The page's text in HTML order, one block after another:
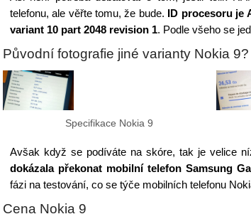
telefonu, ale věřte tomu, že bude. ID procesoru je
variant 10 part 2048 revision 1. Podle všeho se
Původní fotografie jiné varianty Nokia 9?
Specifikace Nokia 9
Avšak když se podíváte na skóre, tak je velice
dokázala překonat mobilní telefon Samsung
fázi na testování, co se týče mobilních telefonu
Cena Nokia 9